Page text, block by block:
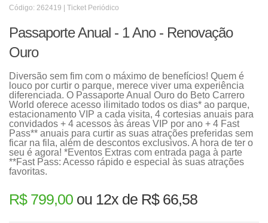
Código: 262419 | Ticket Periódico
Passaporte Anual - 1 Ano - Renovação
Ouro
Diversão sem fim com o máximo de benefícios! Quem é
louco por curtir o parque, merece viver uma experiência
diferenciada. O Passaporte Anual Ouro do Beto Carrero
World oferece acesso ilimitado todos os dias* ao parque,
estacionamento VIP a cada visita, 4 cortesias anuais para
convidados + 4 acessos às áreas VIP por ano + 4 Fast
Pass** anuais para curtir as suas atrações preferidas sem
ficar na fila, além de descontos exclusivos. A hora de ter o
seu é agora! *Eventos Extras com entrada paga à parte
**Fast Pass: Acesso rápido e especial às suas atrações
favoritas.
R$ 799,00 ou 12x de R$ 66,58